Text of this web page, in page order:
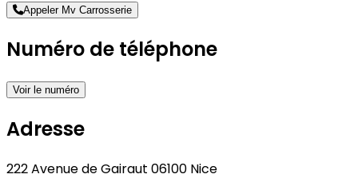
Appeler Mv Carrosserie
Numéro de téléphone
Voir le numéro
Adresse
222 Avenue de Gairaut 06100 Nice